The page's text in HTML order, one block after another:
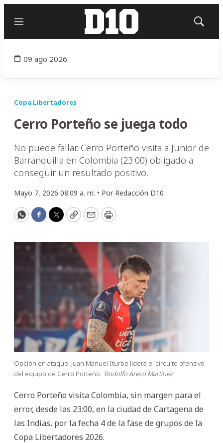
Menú
Mostrar
09 ago 2026
Copa Libertadores
Cerro Porteño se juega todo
No puede fallar. Cerro Porteño visita a Junior de
Barranquilla en Colombia (23:00) obligado a
conseguir un resultado positivo.
Mayo 7, 2026 08:09 a. m. • Por Redacción D10
WhatsApp
Facebook
Twitter
CopyEmailPrint
Opción en ataque. Juan Manuel Iturbe lidera el circuito ofensivo
del equipo de Cerro Porteño. Rodolfo Areco Martínez
Cerro Porteño visita Colombia, sin margen para el
error, desde las 23:00, en la ciudad de Cartagena de
las Indias, por la fecha 4 de la fase de grupos de la
Copa Libertadores 2026.